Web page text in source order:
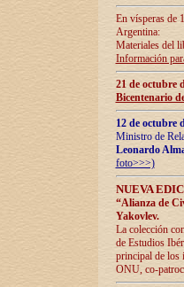
En vísperas de
Argentina:
Materiales del
Información
21 de octubre
Bicentenario
12 de octubre
Ministro de
Leonardo
foto>>>)
NUEVA
“Alianza de
Yakovlev.
La colección
de Estudios
principal de los
ONU, co-